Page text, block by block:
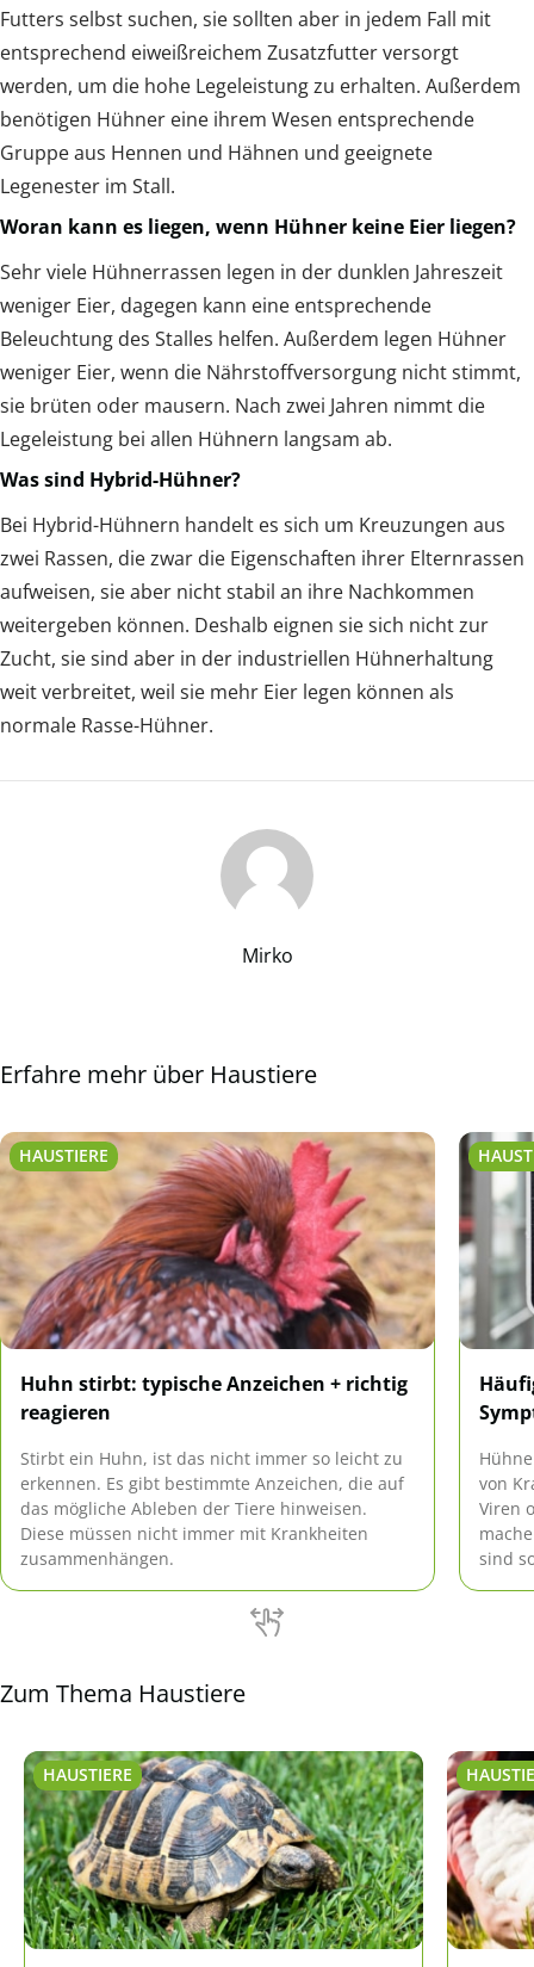
Futters selbst suchen, sie sollten aber in jedem Fall mit
entsprechend eiweißreichem Zusatzfutter versorgt
werden, um die hohe Legeleistung zu erhalten. Außerdem
benötigen Hühner eine ihrem Wesen entsprechende
Gruppe aus Hennen und Hähnen und geeignete
Legenester im Stall.
Woran kann es liegen, wenn Hühner keine Eier liegen?
Sehr viele Hühnerrassen legen in der dunklen Jahreszeit
weniger Eier, dagegen kann eine entsprechende
Beleuchtung des Stalles helfen. Außerdem legen Hühner
weniger Eier, wenn die Nährstoffversorgung nicht stimmt,
sie brüten oder mausern. Nach zwei Jahren nimmt die
Legeleistung bei allen Hühnern langsam ab.
Was sind Hybrid-Hühner?
Bei Hybrid-Hühnern handelt es sich um Kreuzungen aus
zwei Rassen, die zwar die Eigenschaften ihrer Elternrassen
aufweisen, sie aber nicht stabil an ihre Nachkommen
weitergeben können. Deshalb eignen sie sich nicht zur
Zucht, sie sind aber in der industriellen Hühnerhaltung
weit verbreitet, weil sie mehr Eier legen können als
normale Rasse-Hühner.
Mirko
Erfahre mehr über Haustiere
HAUSTIERE
Huhn stirbt: typische Anzeichen + richtig
reagieren
Stirbt ein Huhn, ist das nicht immer so leicht zu
erkennen. Es gibt bestimmte Anzeichen, die auf
das mögliche Ableben der Tiere hinweisen.
Diese müssen nicht immer mit Krankheiten
zusammenhängen.
von
Viren
sind
Zum Thema Haustiere
HAUSTIERE